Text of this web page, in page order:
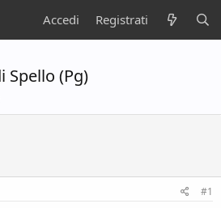
Accedi Registrati
Spello (Pg)
#1